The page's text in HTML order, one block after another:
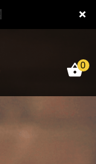
×
0